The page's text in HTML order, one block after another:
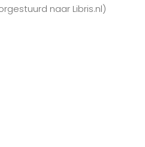
naar Libris.nl)